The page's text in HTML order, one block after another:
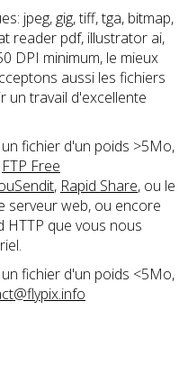
jpeg, gig, tiff, tga, bitmap,
reader pdf, illustrator ai,
DPI minimum, le mieux
aussi les fichiers
un travail d'excellente
fichier d'un poids >5Mo,
FTP Free
, Rapid Share, ou le
serveur web, ou encore
HTTP que vous nous
fichier d'un poids <5Mo,